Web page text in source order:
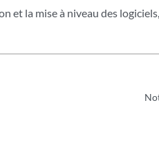
et la mise à niveau des